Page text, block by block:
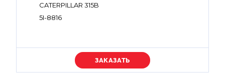
CATERPILLAR 315B
5I-8816
Уточняйте цену